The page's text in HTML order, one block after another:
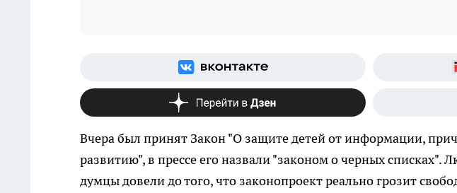
Вчера был принят Закон "О защите детей от информации,
развитию", в прессе его назвали "законом о черных списках".
думцы довели до того, что законопроект реально грозит